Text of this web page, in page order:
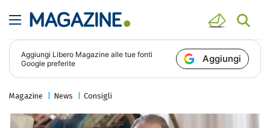
Aggiungi Libero Magazine alle tue fonti
Google preferite
Aggiungi
Magazine News Consigli